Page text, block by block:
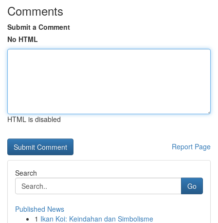
Comments
Submit a Comment
No HTML
HTML is disabled
Report Page
Search
Go
Published News
1 Ikan Koi: Keindahan dan Simbolisme